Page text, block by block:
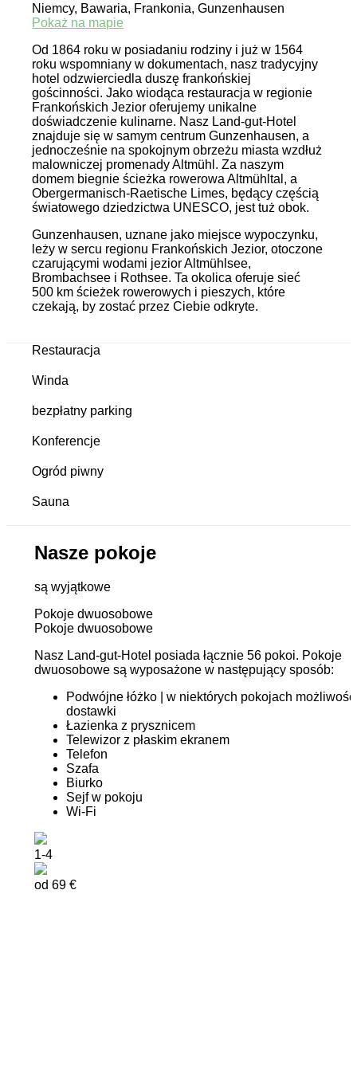
Niemcy, Bawaria, Frankonia, Gunzenhausen
Pokaż na mapie
Od 1864 roku w posiadaniu rodziny i już w 1564
roku wspomniany w dokumentach, nasz tradycyjny
hotel odzwierciedla duszę frankońskiej
gościnności. Jako wiodąca restauracja w regionie
Frankońskich Jezior oferujemy unikalne
doświadczenie kulinarne. Nasz Land-gut-Hotel
znajduje się w samym centrum Gunzenhausen, a
jednocześnie na spokojnym obrzeżu miasta wzdłuż
malowniczej promenady Altmühl. Za naszym
domem biegnie ścieżka rowerowa Altmühltal, a
Obergermanisch-Raetische Limes, będący częścią
światowego dziedzictwa UNESCO, jest tuż obok.
Gunzenhausen, uznane jako miejsce wypoczynku,
leży w sercu regionu Frankońskich Jezior, otoczone
czarującymi wodami jezior Altmühlsee,
Brombachsee i Rothsee. Ta okolica oferuje sieć
500 km ścieżek rowerowych i pieszych, które
czekają, by zostać przez Ciebie odkryte.
Restauracja
Winda
bezpłatny parking
Konferencje
Ogród piwny
Sauna
Nasze pokoje
są wyjątkowe
Pokoje dwuosobowe
Pokoje dwuosobowe
Nasz Land-gut-Hotel posiada łącznie 56 pokoi. Pokoje
dwuosobowe są wyposażone w następujący sposób:
Podwójne łóżko | w niektórych pokojach możliwość
dostawki
Łazienka z prysznicem
Telewizor z płaskim ekranem
Telefon
Szafa
Biurko
Sejf w pokoju
Wi-Fi
1-4
od 69 €